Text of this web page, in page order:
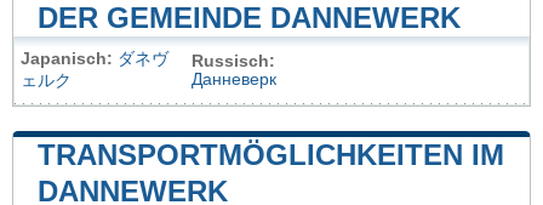
DER GEMEINDE DANNEWERK
Japanisch: ダネヴ
ェルク
Russisch:
Данневерк
TRANSPORTMÖGLICHKEITEN IM
DANNEWERK